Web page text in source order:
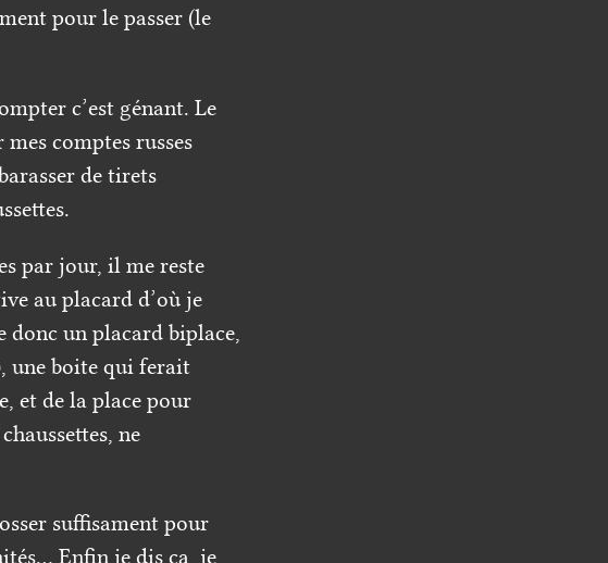
pour le passer (le
c’est génant. Le
comptes russes
de tirets
par jour, il me reste
au placard d’où je
donc un placard biplace,
une boite qui ferait
et de la place pour
ne
suffisament pour
Enfin je dis ça, je